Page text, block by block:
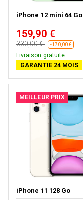
iPhone 12 mini 64 Go
159,90 €
330,00 € -170,00 €
Livraison gratuite
GARANTIE 24 MOIS
MEILLEUR PRIX
iPhone 11 128 Go